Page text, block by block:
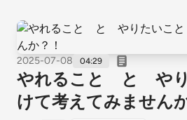
2025-07-08 04:29
やれること と や
けて考えてみません